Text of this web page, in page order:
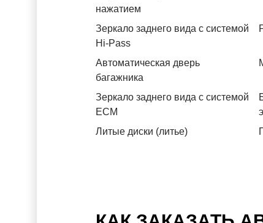
нажатием
Зеркало заднего вида с системой
Hi-Pass
Автоматическая дверь
багажника
Зеркало заднего вида с системой
ЕСМ
Литые диски (литье)